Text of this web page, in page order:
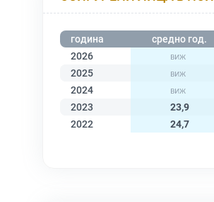
година средно год.
2026
2025
2024
2023
23,9
2022
24,7